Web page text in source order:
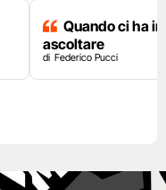
Quando ci ha
ascoltare
Federico Pucci